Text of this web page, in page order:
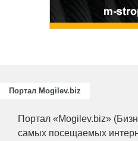
Портал Mogilev.biz
Портал «Mogilev.biz»
самых посещаемых